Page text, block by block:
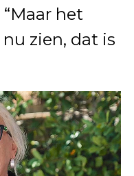
het
zien, dat is